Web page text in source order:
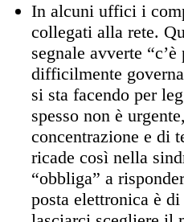
In alcuni uffici i
collegati alla rete.
segnale avverte
difficilmente
si sta facendo per
spesso non è
concentrazione e di
ricade così nella
“obbliga” a
posta elettronica è